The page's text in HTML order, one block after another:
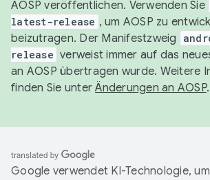
AOSP veröffentlichen. Verwenden Sie
latest-release , um AOSP zu
beizutragen. Der Manifestzweig
release verweist immer auf das
an AOSP übertragen wurde. Weitere
finden Sie unterÄnderungen an AOSP.
Google verwendet KI-Technologie,